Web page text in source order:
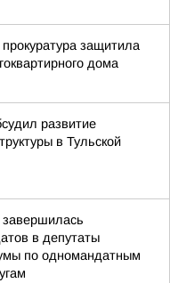
защитила
дома
развитие
в Тульской
завершилась
в депутаты
по одномандатным